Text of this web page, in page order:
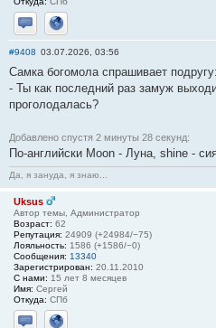
Отправить личное сообщение
Сайт
#9408 03.07.2026, 03:56
Самка богомола спрашивает подругу:
- Ты как последний раз замуж
проголодалась?
Добавлено спустя 2 минуты 28 секунд:
По-английски Мооn - Луна, shinе -
Да, я зануда, я знаю...
Uksus
Автор темы, Администратор
Возраст: 62
Репутация: 24909 (+24984/−75)
Лояльность: 1586 (+1586/−0)
Сообщения: 13340
Зарегистрирован: 20.11.2010
С нами: 15 лет 8 месяцев
Имя: Сергей
Откуда: СПб